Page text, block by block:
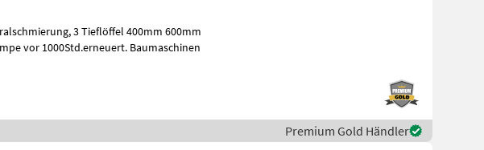
3 Tieflöffel 400mm 600mm
vor 1000Std.erneuert. Baumaschinen
Premium Gold Händler